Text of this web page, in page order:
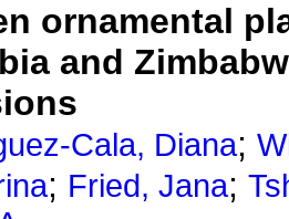
ornamental
and
Cala, Diana;
; Fried, Jana;